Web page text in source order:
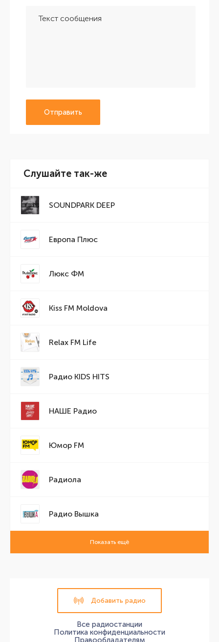
Отправить
Слушайте так-же
SOUNDPARK DEEP
Европа Плюс
Люкс ФМ
Kiss FM Moldova
Relax FM Life
Радио KIDS HITS
НАШЕ Радио
Юмор FM
Радиола
Радио Вышка
Показать ещё
Добавить радио
Все радиостанции
Политика конфиденциальности
Правообладателям